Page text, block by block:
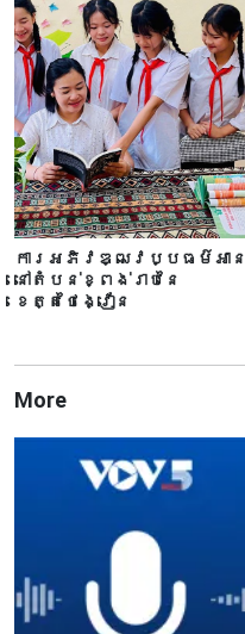
ការអភិវឌ្ឍវប្បធម៌អាន
នៅតំបន់ខ្ពង់រាបនៃ
ខេត្តថៃង្វៀន
More